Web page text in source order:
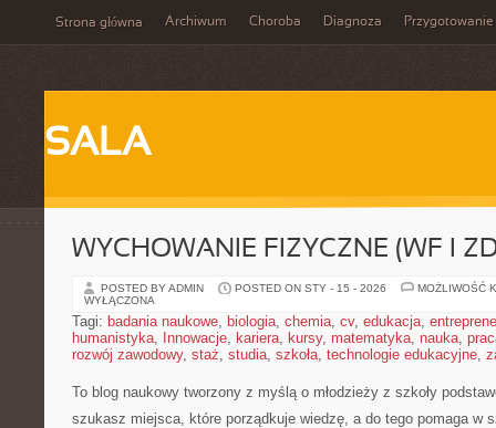
Strona główna Archiwum Choroba Diagnoza Przygotowanie
SALA
WYCHOWANIE FIZYCZNE (WF I
POSTED BY ADMIN POSTED ON STY - 15 - 2026
MOŻLIWOŚĆ
WYŁĄCZONA
Tagi: badania naukowe, biologia, chemia, cv, edukacja,
humanistyka, Innowacje, kariera, kursy, matematyka, nauka,
rozwój zawodowy, staż, studia, szkoła, technologie edukacyjne,
To blog naukowy tworzony z myślą o młodzieży z szkoły
szukasz miejsca, które porządkuje wiedzę, a do tego pomaga w